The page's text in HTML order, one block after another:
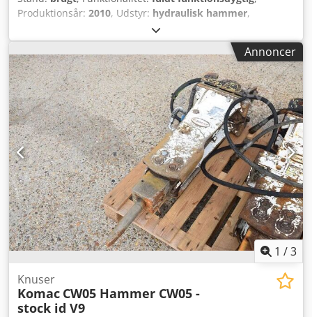
Produktionsår: 2010, Udstyr: hydraulisk hammer,
Montabert hydraulikhammer type SC 50 til
gravemaskinbærere 8 - 14 tons, med hydraulikslanger og 1
mejsel Prisforventning: 3.800,00 € Toskalsgrab: Type:
KZS1450.5S, løftekapacitet 4 tons. Dsdsx Ur Hfjpfx Abwsck
Fabriksnummer: A3103, vægt: 585 kg, skålbredde: 50 cm
med aftagelige tænder, hydraulisk drejelig Til
gravemaskinbærere 8 - 14 tons. Prisforventning: 2.250,00 €
Annoncer
1 /3
Knuser
Komac CW05 Hammer CW05 -
stock id V9